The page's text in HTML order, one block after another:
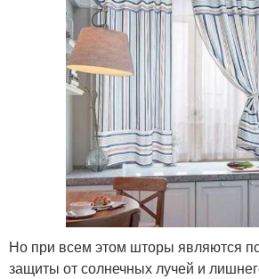
Но при всем этом шторы являются
защиты от солнечных лучей и